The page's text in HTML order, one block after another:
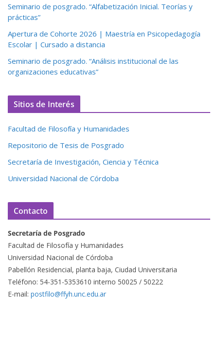
Seminario de posgrado. “Alfabetización Inicial. Teorías y
prácticas”
Apertura de Cohorte 2026 | Maestría en Psicopedagogía
Escolar | Cursado a distancia
Seminario de posgrado. “Análisis institucional de las
organizaciones educativas”
Sitios de Interés
Facultad de Filosofía y Humanidades
Repositorio de Tesis de Posgrado
Secretaría de Investigación, Ciencia y Técnica
Universidad Nacional de Córdoba
Contacto
Secretaría de Posgrado
Facultad de Filosofía y Humanidades
Universidad Nacional de Córdoba
Pabellón Residencial, planta baja, Ciudad Universitaria
Teléfono: 54-351-5353610 interno 50025 / 50222
E-mail: postfilo@ffyh.unc.edu.ar